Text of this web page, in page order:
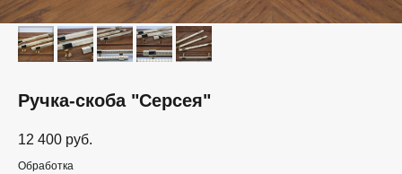
Ручка-скоба "Серсея"
12 400 руб.
Обработка